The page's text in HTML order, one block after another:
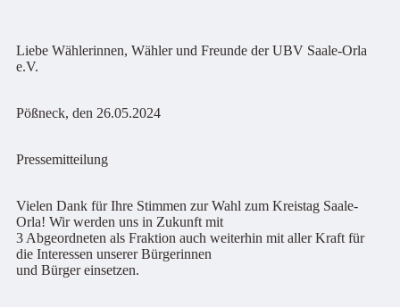
Liebe Wählerinnen, Wähler und Freunde der UBV Saale-Orla
e.V.
Pößneck, den 26.05.2024
Pressemitteilung
Vielen Dank für Ihre Stimmen zur Wahl zum Kreistag Saale-
Orla! Wir werden uns in Zukunft mit
3 Abgeordneten als Fraktion auch weiterhin mit aller Kraft für
die Interessen unserer Bürgerinnen
und Bürger einsetzen.